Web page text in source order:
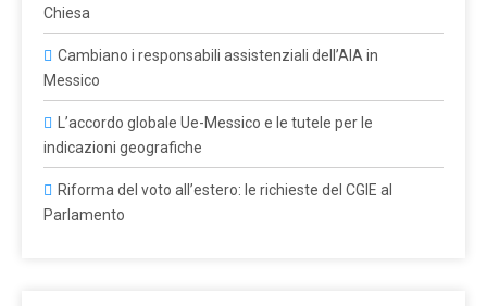
Chiesa
Cambiano i responsabili assistenziali dell’AIA in
Messico
L’accordo globale Ue-Messico e le tutele per le
indicazioni geografiche
Riforma del voto all’estero: le richieste del CGIE al
Parlamento